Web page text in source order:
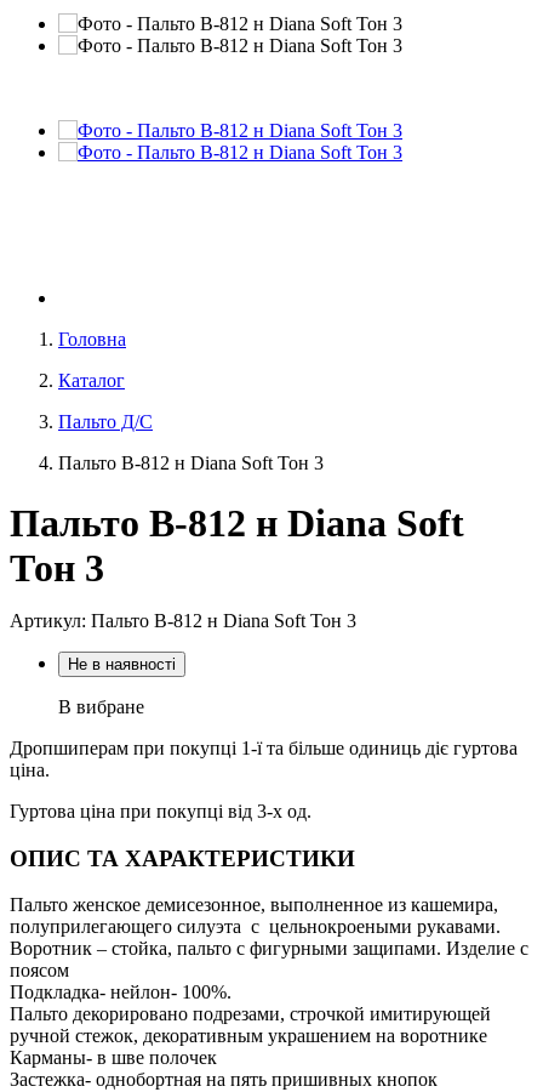
Головна
Каталог
Пальто Д/С
Пальто В-812 н Diana Soft Тон 3
Пальто В-812 н Diana Soft
Тон 3
Артикул: Пальто В-812 н Diana Soft Тон 3
Не в наявності
В вибране
Дропшиперам при покупці 1-ї та більше одиниць діє гуртова
ціна.
Гуртова ціна при покупці від 3-х од.
ОПИС ТА ХАРАКТЕРИСТИКИ
Пальто женское демисезонное, выполненное из кашемира,
полуприлегающего силуэта с цельнокроеными рукавами.
Воротник – стойка, пальто с фигурными защипами. Изделие с
поясом
Подкладка- нейлон- 100%.
Пальто декорировано подрезами, строчкой имитирующей
ручной стежок, декоративным украшением на воротнике
Карманы- в шве полочек
Застежка- однобортная на пять пришивных кнопок